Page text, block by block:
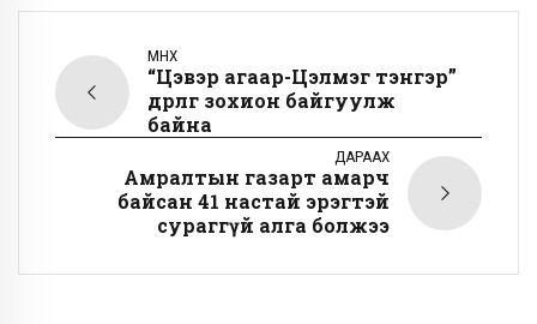
ӨМНӨХ
“Цэвэр агаар-Цэлмэг тэнгэр”
өдөрлөг зохион байгуулж
байна
ДАРААХ
Амралтын газарт амарч
байсан 41 настай эрэгтэй
сураггүй алга болжээ